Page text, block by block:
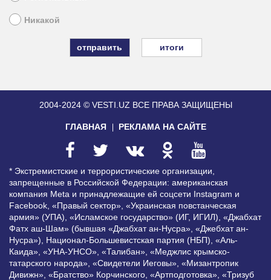
Никакой
итоги
2004-2024 © VESTI.UZ ВСЕ ПРАВА ЗАЩИЩЕНЫ
ГЛАВНАЯ РЕКЛАМА НА САЙТЕ
* Экстремистские и террористические организации,
запрещенные в Российской Федерации: американская
компания Meta и принадлежащие ей соцсети Instagram и
Facebook, «Правый сектор», «Украинская повстанческая
армия» (УПА), «Исламское государство» (ИГ, ИГИЛ), «Джабхат
Фатх аш-Шам» (бывшая «Джабхат ан-Нусра», «Джебхат ан-
Нусра»), Национал-Большевистская партия (НБП), «Аль-
Каида», «УНА-УНСО», «Талибан», «Меджлис крымско-
татарского народа», «Свидетели Иеговы», «Мизантропик
Дивижн», «Братство» Корчинского, «Артподготовка», «Тризуб